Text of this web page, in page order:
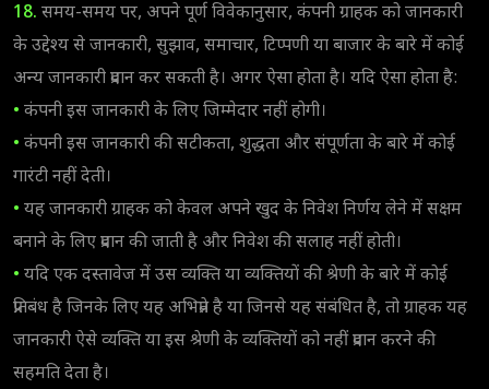
18. समय-समय पर, अपने पूर्ण विवेकानुसार, कंपनी ग्राहक को जानकारी
के उद्देश्य से जानकारी, सुझाव, समाचार, टिप्पणी या बाजार के बारे में कोई
अन्य जानकारी प्रदान कर सकती है। अगर ऐसा होता है। यदि ऐसा होता है:
• कंपनी इस जानकारी के लिए जिम्मेदार नहीं होगी।
• कंपनी इस जानकारी की सटीकता, शुद्धता और संपूर्णता के बारे में कोई
गारंटी नहीं देती।
• यह जानकारी ग्राहक को केवल अपने खुद के निवेश निर्णय लेने में सक्षम
बनाने के लिए प्रदान की जाती है और निवेश की सलाह नहीं होती।
• यदि एक दस्तावेज में उस व्यक्ति या व्यक्तियों की श्रेणी के बारे में कोई
प्रतिबंध है जिनके लिए यह अभिप्रेत है या जिनसे यह संबंधित है, तो ग्राहक यह
जानकारी ऐसे व्यक्ति या इस श्रेणी के व्यक्तियों को नहीं प्रदान करने की
सहमति देता है।